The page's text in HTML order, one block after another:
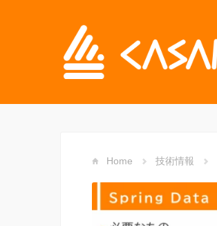
Home 技術情報